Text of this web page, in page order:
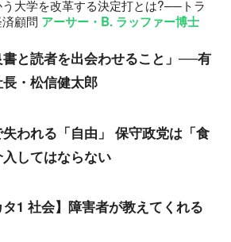
大学を改革する決定打とは?──トラ
顧問 アーサー・B. ラッファー博士
と読者を出会わせること」──有
・松信健太郎
失われる「自由」 保守政党は「食
してはならない
タ1 社会】障害者が教えてくれる